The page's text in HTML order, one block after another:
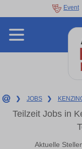
Event
❯ JOBS ❯
Teilzeit Jobs in
Aktuelle